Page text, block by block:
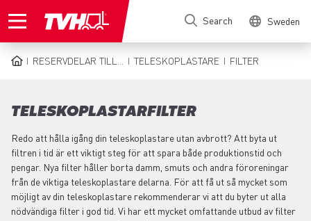
to
Search Sweden
RESERVDELAR TILL... TELESKOPLASTARE FILTER
TELESKOPLASTARFILTER
Redo att hålla igång din teleskoplastare utan avbrott? Att byta ut
filtren i tid är ett viktigt steg för att spara både produktionstid och
pengar. Nya filter håller borta damm, smuts och andra föroreningar
från de viktiga teleskoplastare delarna. För att få ut så mycket som
möjligt av din teleskoplastare rekommenderar vi att du byter ut alla
nödvändiga filter i god tid. Vi har ett mycket omfattande utbud av filter